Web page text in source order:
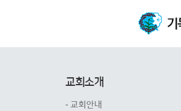
교회소개
- 교회안내